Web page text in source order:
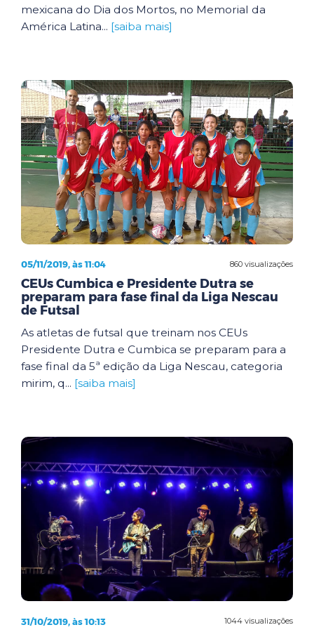
mexicana do Dia dos Mortos, no Memorial da
América Latina... [saiba mais]
860 visualizações
05/11/2019, às 11:04
CEUs Cumbica e Presidente Dutra se
preparam para fase final da Liga Nescau
de Futsal
As atletas de futsal que treinam nos CEUs
Presidente Dutra e Cumbica se preparam para a
fase final da 5ª edição da Liga Nescau, categoria
mirim, q... [saiba mais]
1044 visualizações
31/10/2019, às 10:13